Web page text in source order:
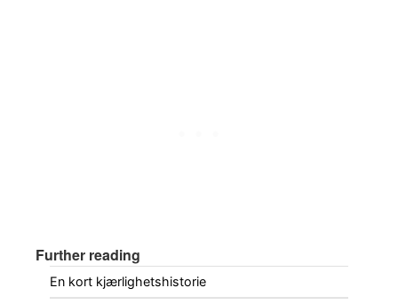
Further reading
En kort kjærlighetshistorie